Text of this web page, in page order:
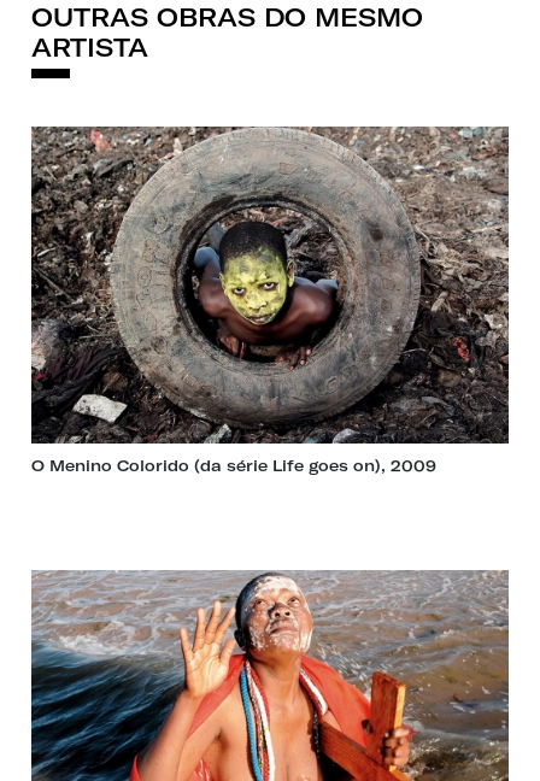
OUTRAS OBRAS DO MESMO
ARTISTA
O Menino Colorido (da série Life goes on), 2009